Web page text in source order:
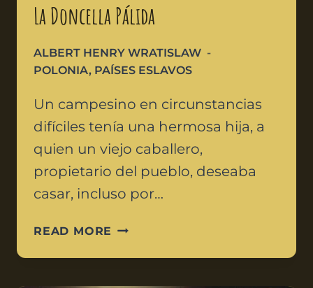
La Doncella Pálida
ALBERT HENRY WRATISLAW
POLONIA, PAÍSES ESLAVOS
Un campesino en circunstancias
difíciles tenía una hermosa hija, a
quien un viejo caballero,
propietario del pueblo, deseaba
casar, incluso por…
READ MORE